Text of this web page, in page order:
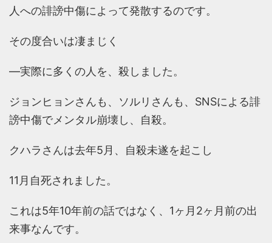
人への誹謗中傷によって発散するのです。
その度合いは凄まじく
―実際に多くの人を、殺しました。
ジョンヒョンさんも、ソルリさんも、SNSによる誹
謗中傷でメンタル崩壊し、自殺。
クハラさんは去年5月、自殺未遂を起こし
11月自死されました。
これは5年10年前の話ではなく、1ヶ月2ヶ月前の出
来事なんです。